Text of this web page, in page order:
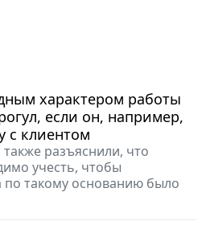
характером работы
если он, например,
с клиентом
разъяснили, что
учесть, чтобы
по такому основанию было